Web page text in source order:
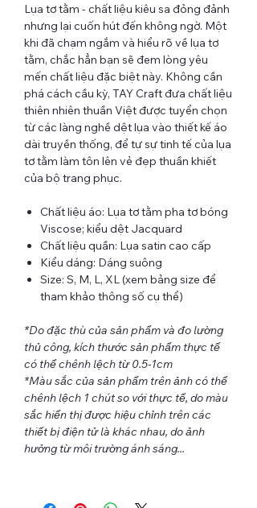
Lụa tơ tằm - chất liệu kiêu sa đỏng đảnh
nhưng lại cuốn hút đến không ngờ. Một
khi đã chạm ngắm và hiểu rõ về lụa tơ
tằm, chắc hẳn bạn sẽ đem lòng yêu
mến chất liệu đặc biệt này. Không cần
phá cách cầu kỳ, TAY Craft đưa chất liệu
thiên nhiên thuần Việt được tuyển chọn
từ các làng nghề dệt lụa vào thiết kế áo
dài truyền thống, để tự sự tinh tế của lụa
tơ tằm làm tôn lên vẻ đẹp thuần khiết
của bộ trang phục.
Chất liệu áo: Lụa tơ tằm pha tơ bóng
Viscose; kiểu dệt Jacquard
Chất liệu quần: Lụa satin cao cấp
Kiểu dáng: Dáng suông
Size: S, M, L, XL (xem bảng size để
tham khảo thông số cụ thể)
*Do đặc thù của sản phẩm và đo lường
thủ công, kích thước sản phẩm thực tế
có thể chênh lệch từ 0.5-1cm
*Màu sắc của sản phẩm trên ảnh có thể
chênh lệch 1 chút so với thực tế, do màu
sắc hiển thị được hiệu chỉnh trên các
thiết bị điện tử là khác nhau, do ảnh
hưởng từ môi trường ánh sáng...